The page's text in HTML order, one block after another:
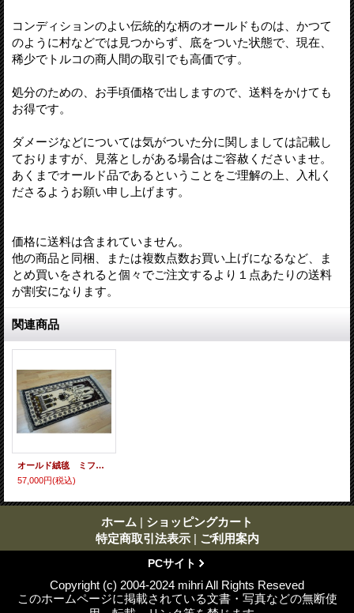
コンディションのよい伝統的な柄のオールドものは、かつて
のように村などでは見つからず、底をついた状態で、現在、
稀少でトルコの商人間の取引でも高価です。
処分のための、お手頃価格で出しますので、送料をかけても
お得です。
ダメージなどについては気がついた分に関しましては記載し
ておりますが、見落としがある場合はご容赦くださいませ。
あくまでオールド品であるということをご理解の上、入札く
ださるようお願い申し上げます。
価格に送料は含まれていません。
他の商品と同梱、または複数点数お買い上げになるなど、ま
とめ買いをされると個々でご注文するより１点あたりの送料
が割安になります。
関連商品
オールド絨毯 ミフラップ柄 白地にモスクの内部を描いています 132×72cm
57,000円(税込)
ホーム | ショッピングカート
特定商取引法表示 | ご利用案内
PCサイト
Copyright (c) 2004-2024 mihri All Rights Reseved
このホームページに掲載されている文書・写真などの無断使